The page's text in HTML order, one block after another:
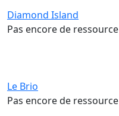
Diamond Island
Pas encore de ressource
Le Brio
Pas encore de ressource